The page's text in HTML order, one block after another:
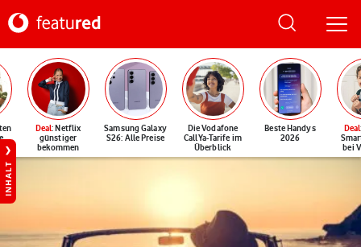
Deal: Netflix
günstiger
bekommen
Samsung Galaxy
S26: Alle Preise
Die Vodafone
CallYa-Tarife im
Überblick
Beste Handys
2026
Deal
bei
INHALT